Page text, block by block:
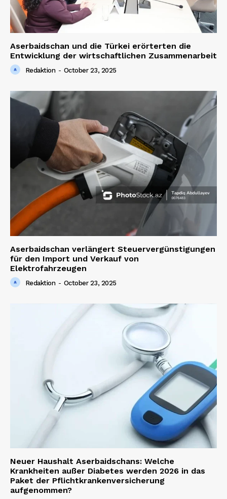
News Week
Magazine PRO
Aserbaidschan und die Türkei erörterten die
Entwicklung der wirtschaftlichen Zusammenarbeit
Redaktion - October 23, 2025
Aserbaidschan verlängert Steuervergünstigungen
für den Import und Verkauf von
Elektrofahrzeugen
Redaktion - October 23, 2025
Neuer Haushalt Aserbaidschans: Welche
Krankheiten außer Diabetes werden 2026 in das
Paket der Pflichtkrankenversicherung
aufgenommen?